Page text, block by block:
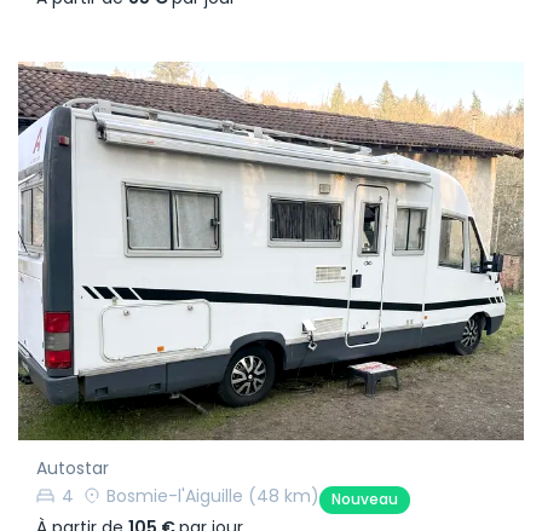
Autostar
4
Bosmie-l'Aiguille (48 km) Nouveau